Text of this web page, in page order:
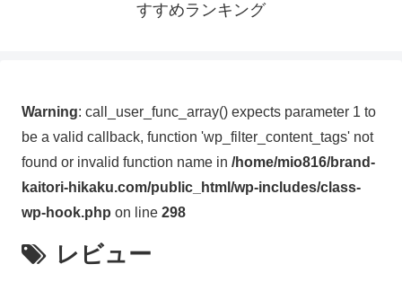
すすめランキング
Warning: call_user_func_array() expects parameter 1 to
be a valid callback, function 'wp_filter_content_tags' not
found or invalid function name in /home/mio816/brand-
kaitori-hikaku.com/public_html/wp-includes/class-
wp-hook.php on line 298
レビュー